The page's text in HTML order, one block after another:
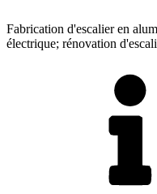
Fabrication d'escalier en
électrique; rénovation